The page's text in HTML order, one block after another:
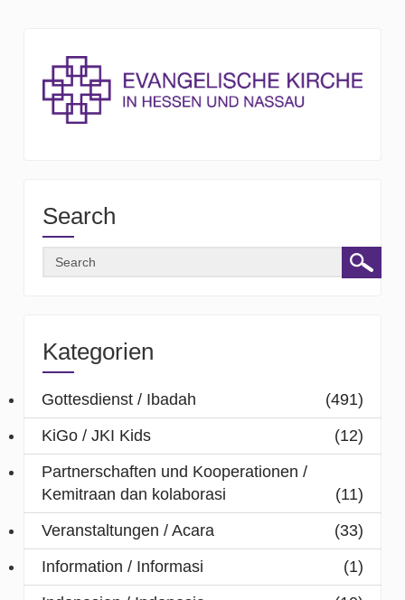
Search
Kategorien
Gottesdienst / Ibadah
(491)
KiGo / JKI Kids
(12)
Partnerschaften und Kooperationen /
Kemitraan dan kolaborasi
(11)
Veranstaltungen / Acara
(33)
Information / Informasi
(1)